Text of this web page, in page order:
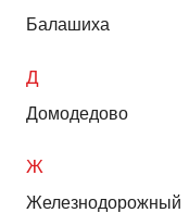
Балашиха
Д
Домодедово
Ж
Железнодорожный